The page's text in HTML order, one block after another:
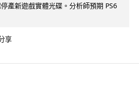
產新遊戲實體光碟。分析師預期 PS6
享